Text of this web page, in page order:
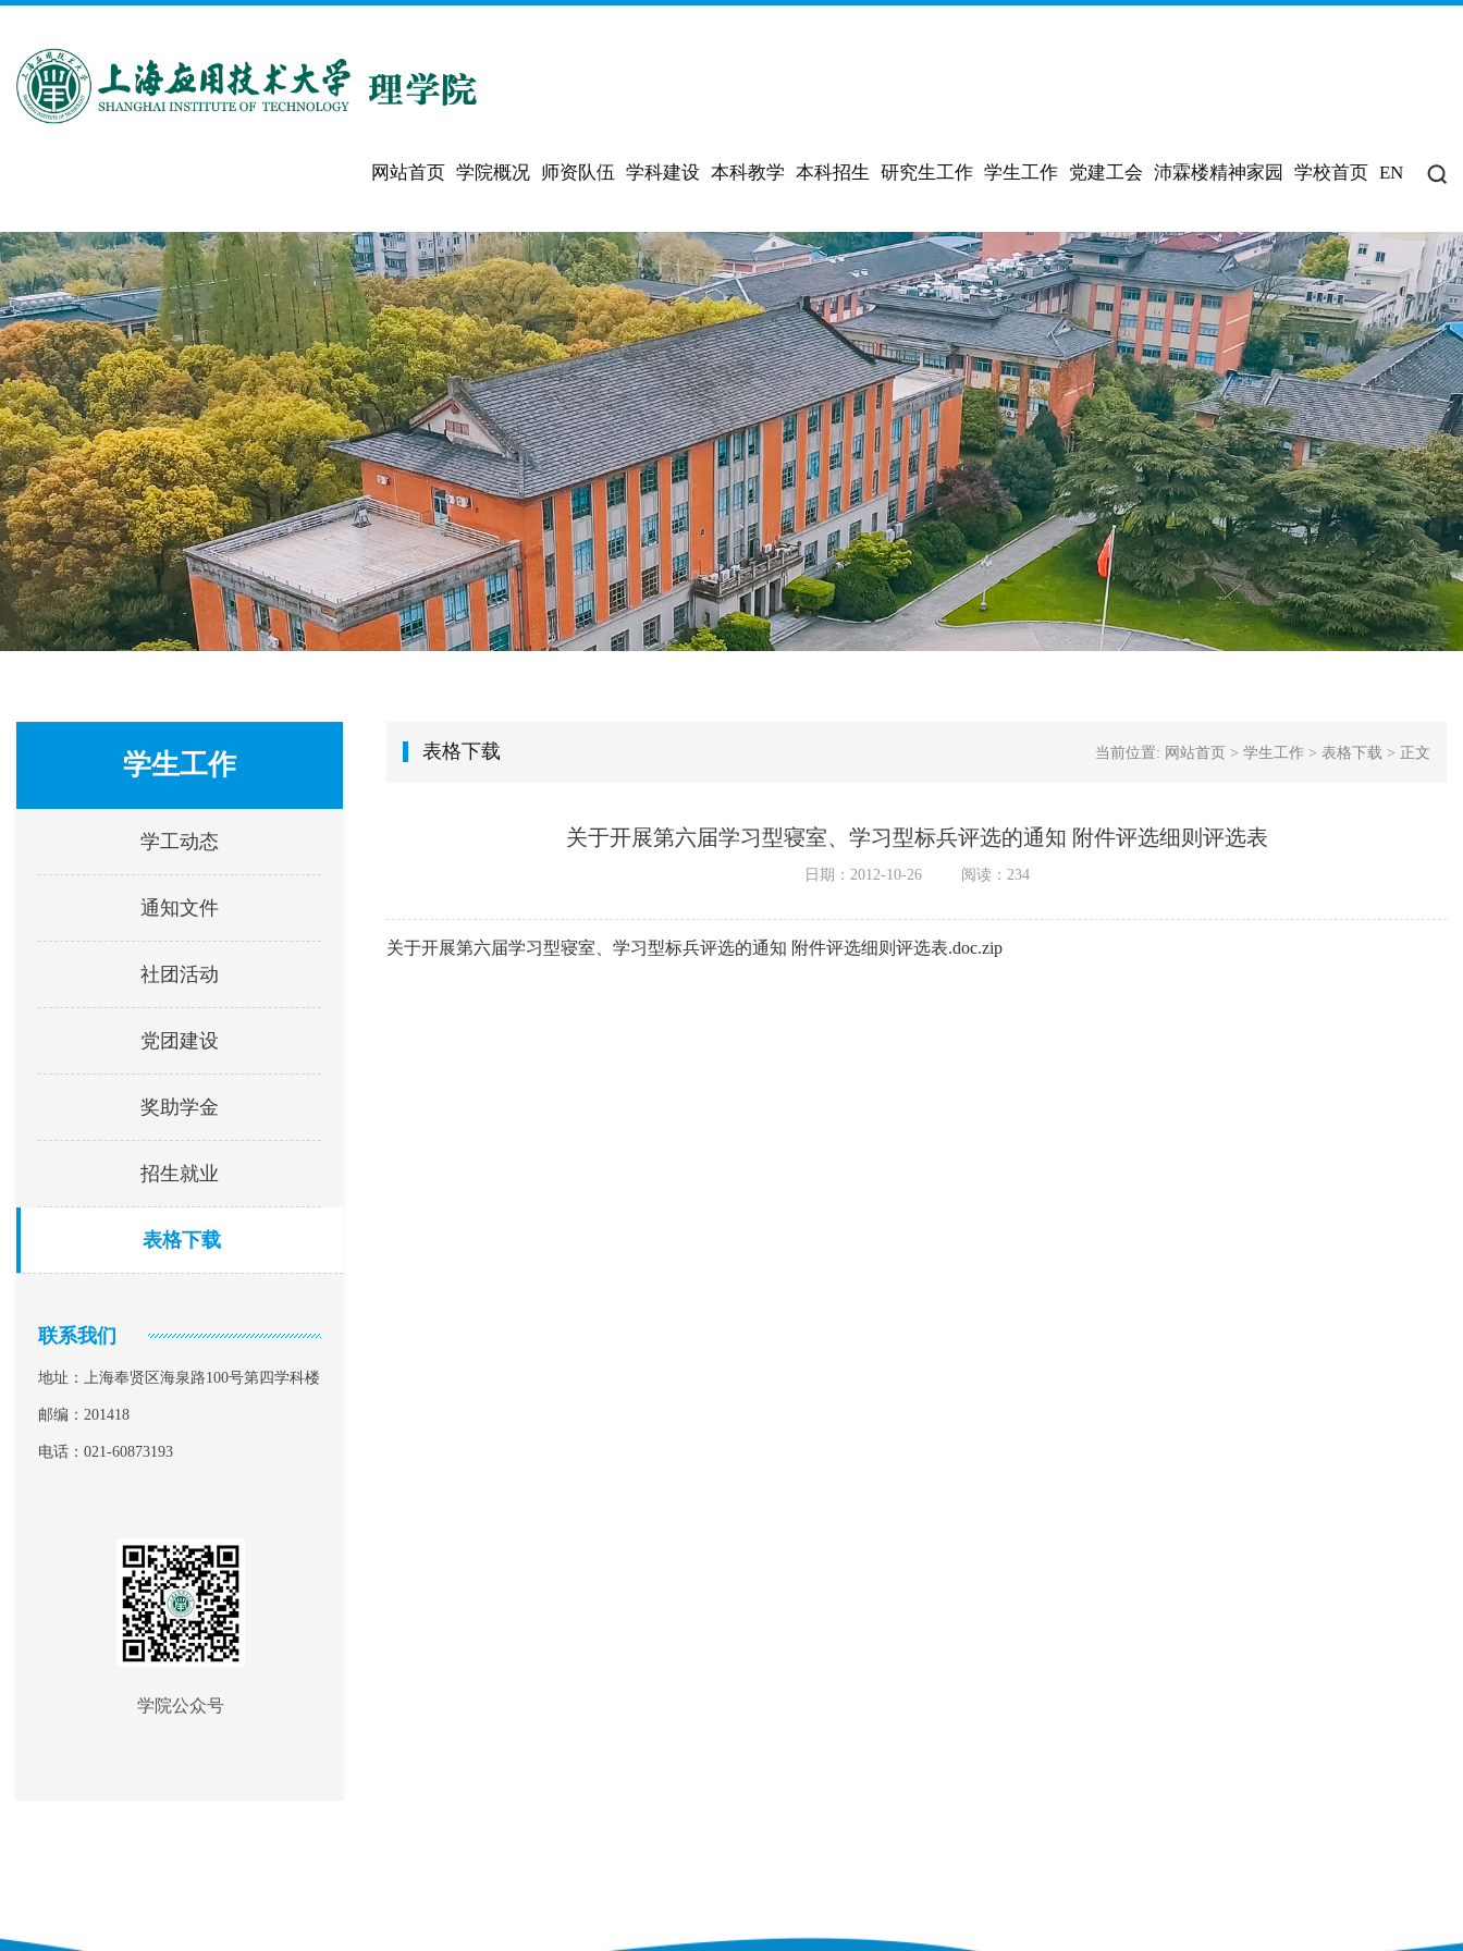
网站首页 学院概况 师资队伍 学科建设 本科教学 本科招生 研究生工作 学生工作 党建工会 沛霖楼精神家园 学校首页 EN
学生工作
学工动态
通知文件
社团活动
党团建设
奖助学金
招生就业
表格下载
联系我们
地址：上海奉贤区海泉路100号第四学科楼
邮编：201418
电话：021-60873193
学院公众号
表格下载 当前位置: 网站首页 > 学生工作 > 表格下载 > 正文
关于开展第六届学习型寝室、学习型标兵评选的通知 附件评选细则评选表
日期：2012-10-26 阅读： 234
关于开展第六届学习型寝室、学习型标兵评选的通知 附件评选细则评选表.doc.zip